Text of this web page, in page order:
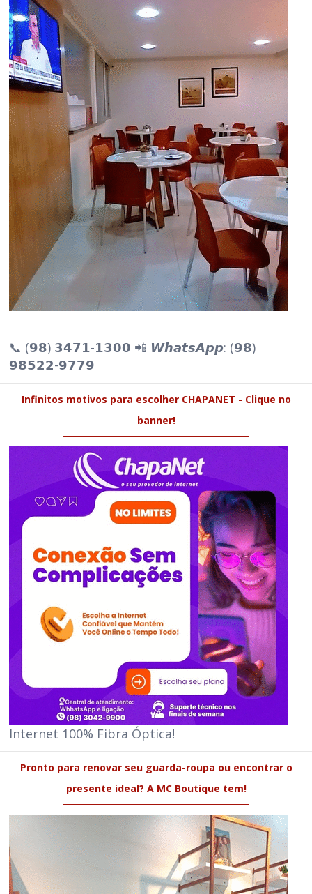
📞 (𝟵𝟴) 𝟯𝟰𝟳𝟭-𝟭𝟯𝟬𝟬 📲 𝙒𝙝𝙖𝙩𝙨𝘼𝙥𝙥: (𝟵𝟴)
𝟵𝟴𝟱𝟮𝟮-𝟵𝟳𝟳𝟵
Infinitos motivos para escolher CHAPANET - Clique no
banner!
Internet 100% Fibra Óptica!
Pronto para renovar seu guarda-roupa ou encontrar o
presente ideal? A MC Boutique tem!